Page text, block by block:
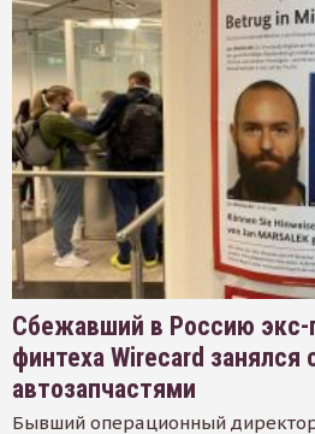
Сбежавший в Россию экс-
финтеха Wirecard занялся
автозапчастями
Бывший операционный